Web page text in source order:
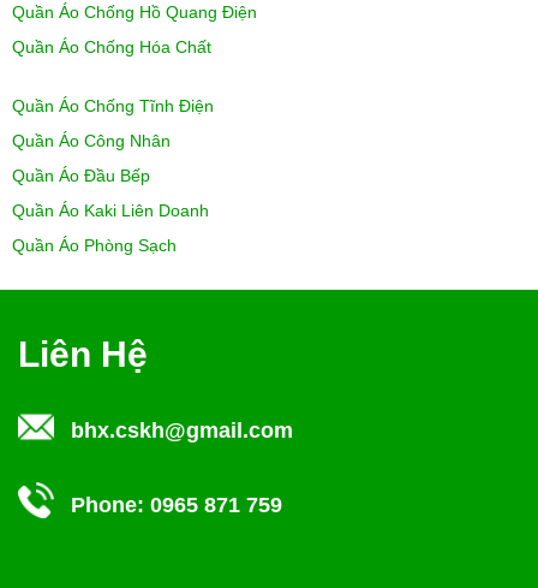
Quần Áo Chống Hồ Quang Điện
Quần Áo Chống Hóa Chất
Quần Áo Chống Tĩnh Điện
Quần Áo Công Nhân
Quần Áo Đầu Bếp
Quần Áo Kaki Liên Doanh
Quần Áo Phòng Sạch
Liên Hệ
bhx.cskh@gmail.com
Phone: 0965 871 759